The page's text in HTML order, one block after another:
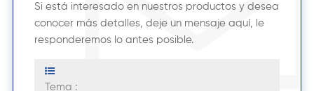
Si está interesado en nuestros productos y desea
conocer más detalles, deje un mensaje aquí, le
responderemos lo antes posible.
Tema :